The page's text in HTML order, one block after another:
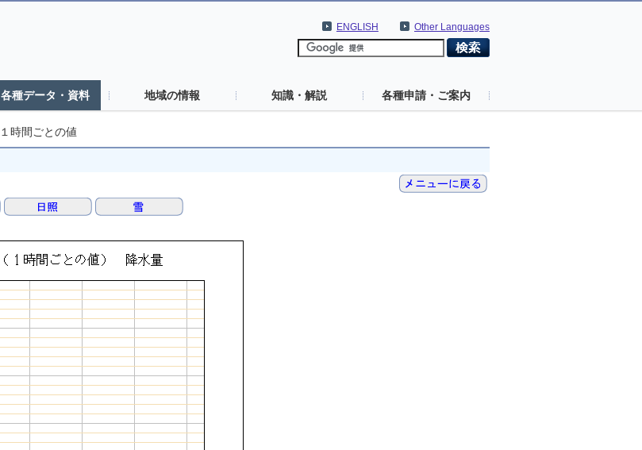
Other Languages
ENGLISH
各種データ・資料 地域の情報 知識・解説 各種申請・ご案内
１時間ごとの値